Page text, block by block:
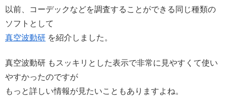
以前、コーデックなどを調査することができる同じ種類の
ソフトとして
真空波動研 を紹介しました。
真空波動研 もスッキリとした表示で非常に見やすくて使い
やすかったのですが
もっと詳しい情報が見たいこともありますよね。